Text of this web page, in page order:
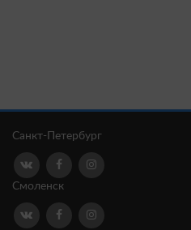
Санкт-Петербург
Смоленск